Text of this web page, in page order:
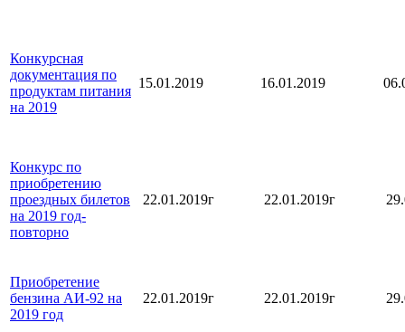
Конкурсная
документация по
продуктам питания
на 2019
15.01.2019 16.01.2019
Конкурс по
приобретению
проездных билетов
на 2019 год-
повторно
22.01.2019г 22.01.2019г
Приобретение
бензина АИ-92 на
2019 год
22.01.2019г 22.01.2019г